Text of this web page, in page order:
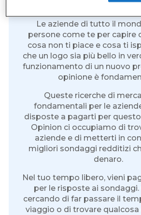
denaro per aver risposto a
Le aziende di tutto il
persone come te per capire
cosa non ti piace e cosa ti
che un logo sia più bello in
funzionamento di un nuovo
opinione è
Queste ricerche di
fondamentali per le
disposte a pagarti per
Opinion ci occupiamo di
aziende e di metterti in
migliori sondaggi redditizi
denaro.
Nel tuo tempo libero, vieni
per le risposte ai sondaggi.
cercando di far passare il
viaggio o di trovare